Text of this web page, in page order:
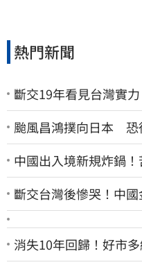
熱門新聞
斷交19年看見台灣實
颱風昌鴻撲向日本 恐
中國出入境新規炸鍋！
斷交台灣後慘哭！中
消失10年回歸！好市